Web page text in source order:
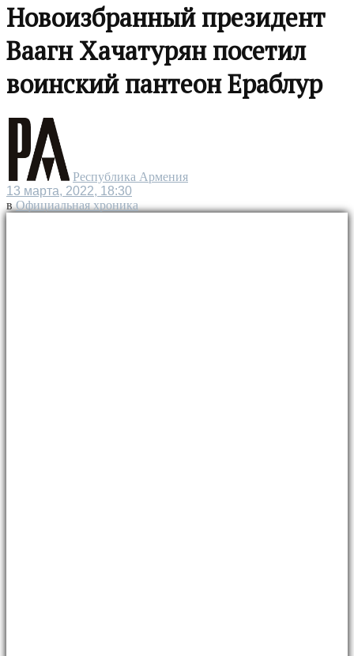
Новоизбранный президент
Ваагн Хачатурян посетил
воинский пантеон Ераблур
Республика Армения
13 марта, 2022, 18:30
в Официальная хроника